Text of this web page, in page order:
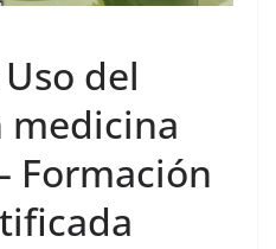
del
medicina
Formación